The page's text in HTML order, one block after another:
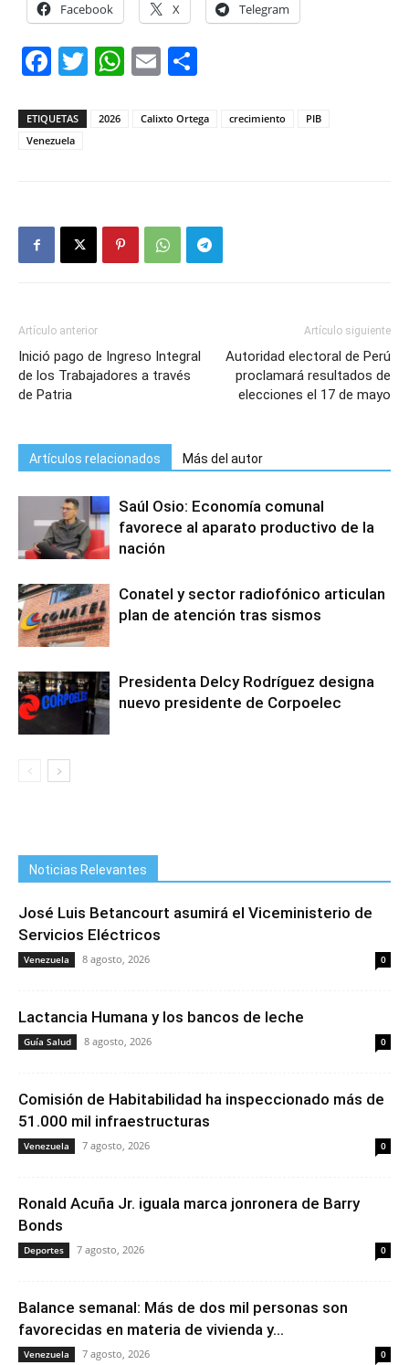
Facebook X Telegram
Facebook
Twitter
WhatsApp
Email
ETIQUETAS 2026 Calixto Ortega crecimiento
PIB
Venezuela
Artículo anterior
Inició pago de Ingreso Integral
de los Trabajadores a través
de Patria
Artículo siguiente
Autoridad electoral de Perú
proclamará resultados de
elecciones el 17 de mayo
Artículos relacionados Más del autor
Saúl Osio: Economía comunal
favorece al aparato productivo de la
nación
Conatel y sector radiofónico articulan
plan de atención tras sismos
Presidenta Delcy Rodríguez designa
nuevo presidente de Corpoelec
Noticias Relevantes
José Luis Betancourt asumirá el Viceministerio de
Servicios Eléctricos
Venezuela 8 agosto, 2026 0
Lactancia Humana y los bancos de leche
Guía Salud 8 agosto, 2026 0
Comisión de Habitabilidad ha inspeccionado más de
51.000 mil infraestructuras
Venezuela 7 agosto, 2026 0
Ronald Acuña Jr. iguala marca jonronera de Barry
Bonds
Deportes 7 agosto, 2026 0
Balance semanal: Más de dos mil personas son
favorecidas en materia de vivienda y...
Venezuela 7 agosto, 2026 0